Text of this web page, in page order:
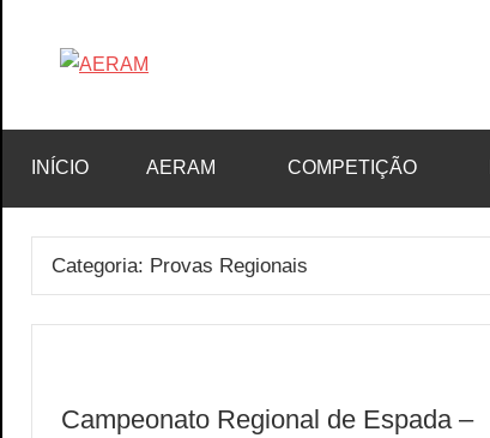
da
RAM
INÍCIO AERAM COMPETIÇÃO
Categoria: Provas Regionais
Campeonato Regional de Espada –